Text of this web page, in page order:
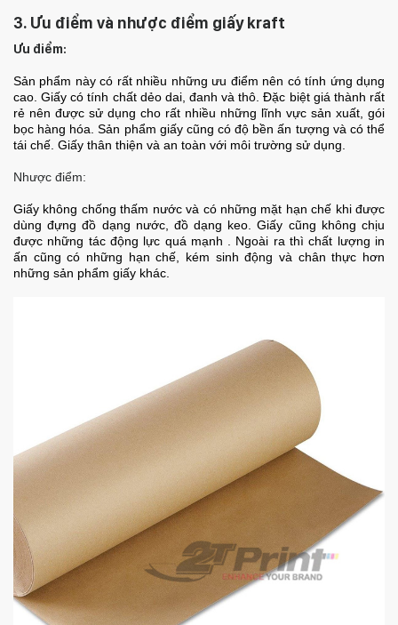
3. Ưu điểm và nhược điểm giấy kraft
Ưu điểm:
Sản phẩm này có rất nhiều những ưu điểm nên có tính ứng dụng
cao. Giấy có tính chất dẻo dai, đanh và thô. Đặc biệt giá thành rất
rẻ nên được sử dụng cho rất nhiều những lĩnh vực sản xuất, gói
bọc hàng hóa. Sản phẩm giấy cũng có độ bền ấn tượng và có thể
tái chế. Giấy thân thiện và an toàn với môi trường sử dụng.
Nhược điểm:
Giấy không chống thấm nước và có những mặt hạn chế khi được
dùng đựng đồ dạng nước, đồ dạng keo. Giấy cũng không chịu
được những tác động lực quá mạnh . Ngoài ra thì chất lượng in
ấn cũng có những hạn chế, kém sinh động và chân thực hơn
những sản phẩm giấy khác.